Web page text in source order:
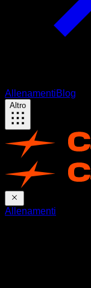
AllenamentiBlog
Altro
Allenamenti